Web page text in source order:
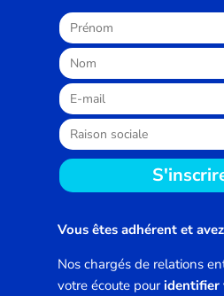
Vous êtes adhérent et
Nos chargés de relations
votre écoute pouridentifier